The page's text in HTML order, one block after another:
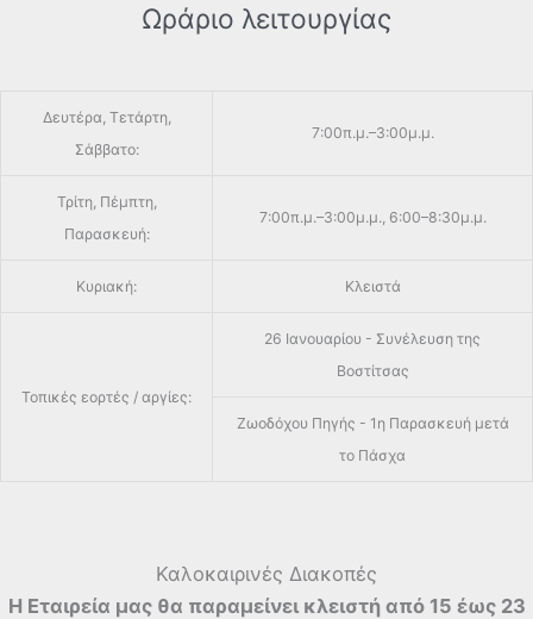
Ωράριο λειτουργίας
Δευτέρα, Τετάρτη,
Σάββατο:
7:00π.μ.–3:00μ.μ.
Τρίτη, Πέμπτη,
Παρασκευή:
7:00π.μ.–3:00μ.μ., 6:00–8:30μ.μ.
Κυριακή: Κλειστά
Τοπικές εορτές / αργίες:
26 Ιανουαρίου - Συνέλευση της
Βοστίτσας
Ζωοδόχου Πηγής - 1η Παρασκευή μετά
το Πάσχα
Καλοκαιρινές Διακοπές
Η Εταιρεία μας θα παραμείνει κλειστή από 15 έως 23